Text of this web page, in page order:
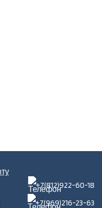
+7(812)922-60-18
+7(969)216-23-63